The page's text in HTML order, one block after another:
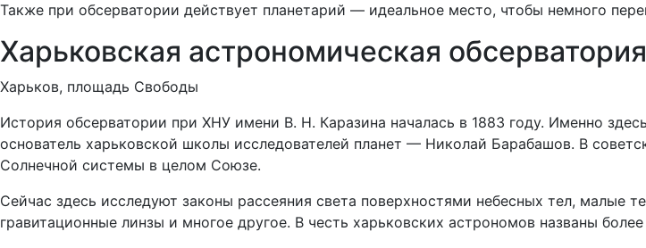
Также при обсерватории действует планетарий — идеальное место, чтобы немного
Харьковская астрономическая обсерватория
Харьков, площадь Свободы
История обсерватории при ХНУ имени В. Н. Каразина началась в 1883 году. Именно
основатель харьковской школы исследователей планет — Николай Барабашов. В
Солнечной системы в целом Союзе.
Сейчас здесь исследуют законы рассеяния света поверхностями небесных тел, малые
гравитационные линзы и многое другое. В честь харьковских астрономов названы